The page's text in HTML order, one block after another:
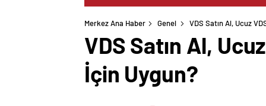
Merkez Ana Haber Genel VDS Satın Al, Ucuz
VDS Satın Al,
İçin Uygun?